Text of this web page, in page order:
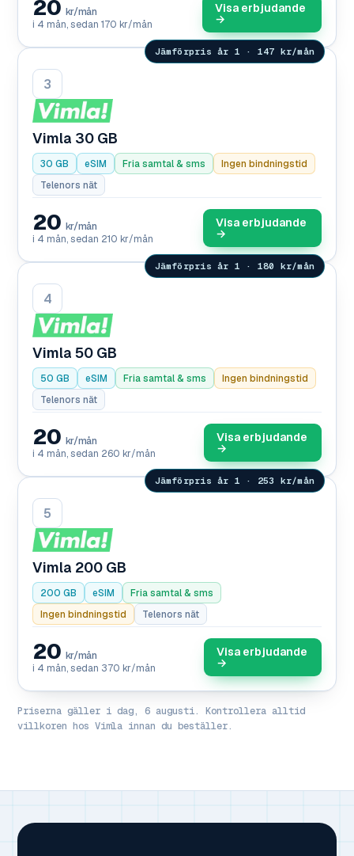
20kr/mån
i 4 mån, sedan 170 kr/mån
Visa erbjudande
→
Jämförpris år 1 · 147 kr/mån
3
Vimla 30 GB
30 GB eSIM Fria samtal & sms
Ingen bindningstid
Telenors nät
20kr/mån
i 4 mån, sedan 210 kr/mån
Visa erbjudande
→
Jämförpris år 1 · 180 kr/mån
4
Vimla 50 GB
50 GB eSIM Fria samtal & sms
Ingen bindningstid
Telenors nät
20kr/mån
i 4 mån, sedan 260 kr/mån
Visa erbjudande
→
Jämförpris år 1 · 253 kr/mån
5
Vimla 200 GB
200 GB eSIM
Fria samtal & sms
Ingen bindningstid
Telenors nät
20kr/mån
i 4 mån, sedan 370 kr/mån
Visa erbjudande
→
Priserna gäller i dag, 6 augusti. Kontrollera alltid
villkoren hos Vimla innan du beställer.